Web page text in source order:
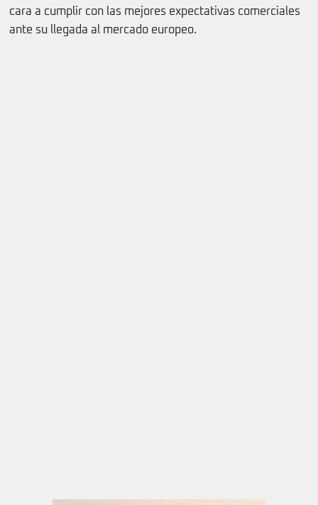
cara a cumplir con las mejores expectativas comerciales
ante su llegada al mercado europeo.